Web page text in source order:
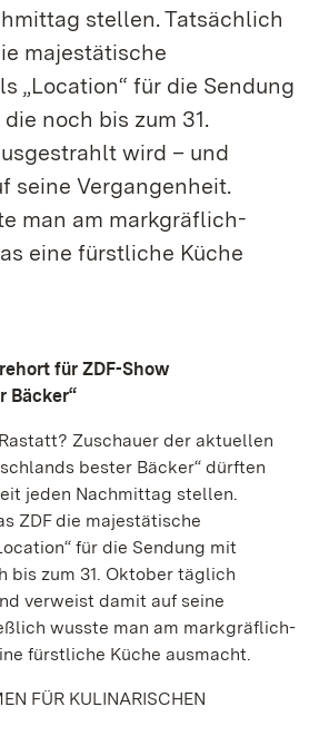
stellen. Tatsächlich
majestätische
„Location“ für die Sendung
noch bis zum 31.
wird – und
seine Vergangenheit.
man am markgräflich-
eine fürstliche Küche
für ZDF-Show
Bäcker“
Zuschauer der aktuellen
bester Bäcker“ dürften
jeden Nachmittag stellen.
ZDF die majestätische
für die Sendung mit
bis zum 31. Oktober täglich
verweist damit auf seine
wusste man am markgräflich-
fürstliche Küche ausmacht.
FÜR KULINARISCHEN